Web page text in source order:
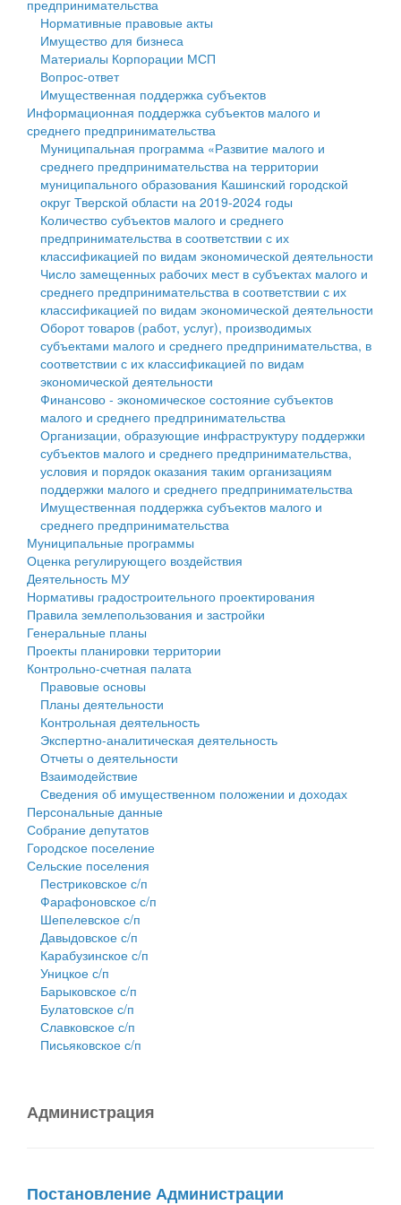
Государственные услуги
Промышленность и АПК
Экономика и бизнес
...
Символика
Устав
Гостям округа
Туризм
Культура
Образование
Здравоохранение
Социальная защита
Фотоальбом
муниципального округа Тверской области
Администрация Кашинского муниципального округа
Тверской области
Управление сельскими территориями
Открытые данные
Работа с обращениями граждан
Муниципальный контроль
Муниципальные услуги
Проекты административных регламентов
Антимонопольный комплаенс
Противодействие коррупции
Финансовое управление
Бюджет для граждан
Имущество
Выявление правообладателей ранее учтенных
объектов недвижимости
Имущественная поддержка субъектов малого и
среднего предпринимательства
Информационная поддержка субъектов малого и
среднего предпринимательства
Муниципальные программы
Контрольно-счетная палата
Персональные данные
Оценка регулирующего воздействия
Деятельность МУ
Нормативы градостроительного проектирования
Правила землепользования и застройки
Генеральные планы
Проекты планировки территории
Собрание депутатов
Городское поселение
Сельские поселения
предпринимательства
Нормативные правовые акты
Имущество для бизнеса
Материалы Корпорации МСП
Вопрос-ответ
Имущественная поддержка субъектов
Информационная поддержка субъектов малого и
среднего предпринимательства
Муниципальная программа «Развитие малого и
среднего предпринимательства на территории
муниципального образования Кашинский городской
округ Тверской области на 2019-2024 годы
Количество субъектов малого и среднего
предпринимательства в соответствии с их
классификацией по видам экономической деятельности
Число замещенных рабочих мест в субъектах малого и
среднего предпринимательства в соответствии с их
классификацией по видам экономической деятельности
Оборот товаров (работ, услуг), производимых
субъектами малого и среднего предпринимательства, в
соответствии с их классификацией по видам
экономической деятельности
Финансово - экономическое состояние субъектов
малого и среднего предпринимательства
Организации, образующие инфраструктуру поддержки
субъектов малого и среднего предпринимательства,
условия и порядок оказания таким организациям
поддержки малого и среднего предпринимательства
Имущественная поддержка субъектов малого и
среднего предпринимательства
Муниципальные программы
Оценка регулирующего воздействия
Деятельность МУ
Нормативы градостроительного проектирования
Правила землепользования и застройки
Генеральные планы
Проекты планировки территории
Контрольно-счетная палата
Правовые основы
Планы деятельности
Контрольная деятельность
Экспертно-аналитическая деятельность
Отчеты о деятельности
Взаимодействие
Сведения об имущественном положении и доходах
Персональные данные
Собрание депутатов
Городское поселение
Сельские поселения
Пестриковское с/п
Фарафоновское с/п
Шепелевское с/п
Давыдовское с/п
Карабузинское с/п
Уницкое с/п
Барыковское с/п
Булатовское с/п
Славковское с/п
Письяковское с/п
Администрация
Постановление Администрации